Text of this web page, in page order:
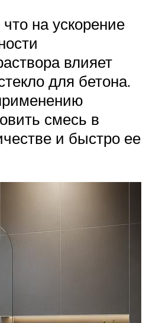
на ускорение
влияет
для бетона.
смесь в
и быстро ее